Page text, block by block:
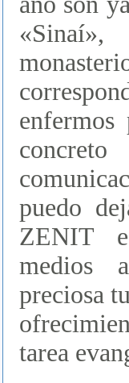
puedo
ZENIT
medios
preciosa
tarea